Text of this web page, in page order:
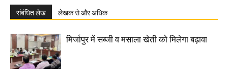
संबंधित लेख लेखक से और अधिक
मिर्जापुर में सब्जी व मसाला खेती को मिलेगा बढ़ावा